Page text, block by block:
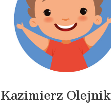
Kazimierz Olejnik